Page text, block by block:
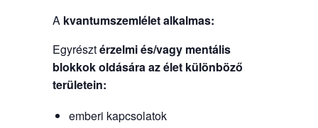
A kvantumszemléletalkalmas:
Egyrésztérzelmi és/vagy mentális
blokkok oldásáraaz élet különböző
területein:
emberi kapcsolatok